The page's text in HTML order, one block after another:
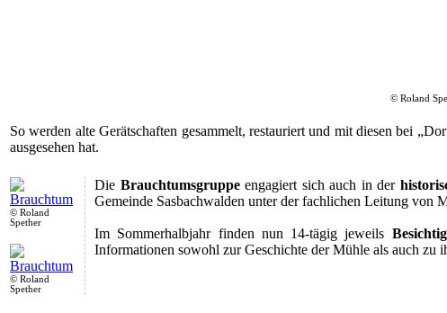
© Roland
So werden alte Gerätschaften gesammelt, restauriert und mit diesen bei
ausgesehen hat.
© Roland
Spether
© Roland
Spether
Die Brauchtumsgruppeengagiert sich auch in der
Gemeinde Sasbachwalden unter der fachlichen Leitung von
Im Sommerhalbjahr finden nun 14-tägig jeweils
Informationen sowohl zur Geschichte der Mühle als auch zu